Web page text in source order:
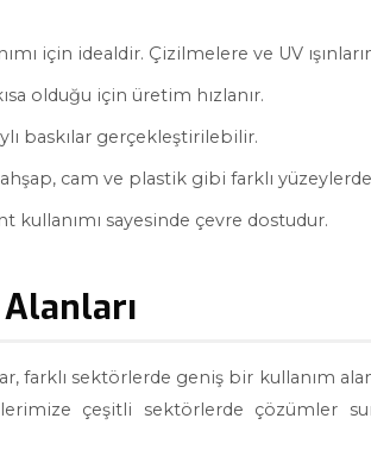
için idealdir. Çizilmelere ve UV
olduğu için üretim hızlanır.
baskılar gerçekleştirilebilir.
ahşap, cam ve plastik gibi farklı
kullanımı sayesinde çevre dostudur.
farklı sektörlerde geniş bir kullanım
çeşitli sektörlerde çözümler